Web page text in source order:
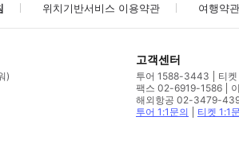
위치기반서비스 이용약관 여행약관
)
고객센터
투어 1588-3443
티
팩스 02-6919-1586
해외항공 02-3479-
투어 1:1문의
티켓 1:1